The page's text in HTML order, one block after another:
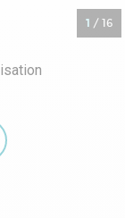
1 / 16